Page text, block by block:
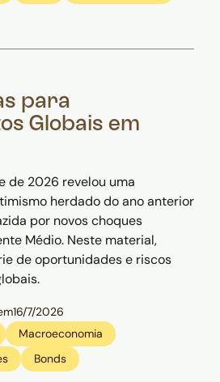
para
Globais em
de 2026 revelou uma
herdado do ano anterior
por novos choques
Médio. Neste material,
de oportunidades e riscos
16/7/2026
Macroeconomia
Bonds